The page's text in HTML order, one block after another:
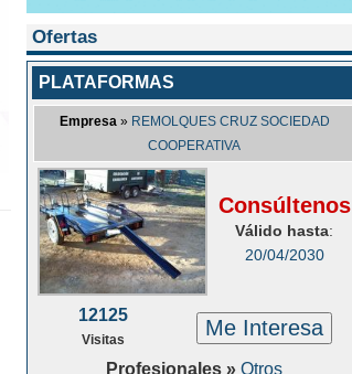
Ofertas
PLATAFORMAS
Empresa » REMOLQUES CRUZ SOCIEDAD
COOPERATIVA
Consúltenos
Válido hasta:
20/04/2030
12125
Visitas Me Interesa
Profesionales » Otros